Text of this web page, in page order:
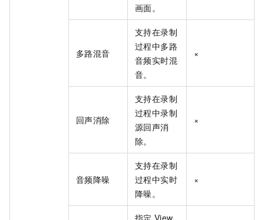
画面。
多路混音
支持在录制
过程中多路
音频实时混
音。
×
回声消除
支持在录制
过程中录制
源回声消
除。
×
音频降噪
支持在录制
过程中实时
降噪。
×
指定 View